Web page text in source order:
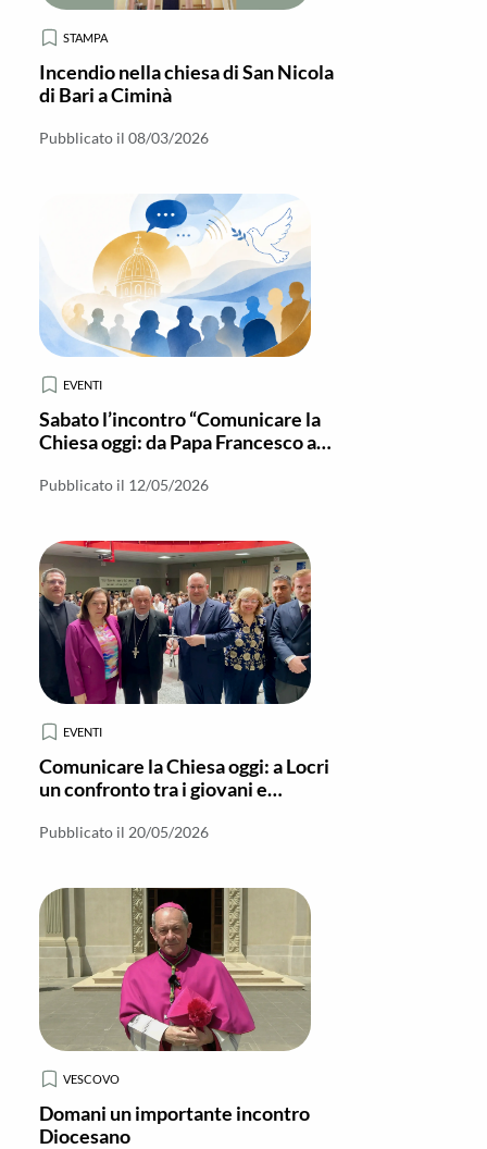
STAMPA
Incendio nella chiesa di San Nicola
di Bari a Ciminà
Pubblicato il 08/03/2026
EVENTI
Sabato l’incontro “Comunicare la
Chiesa oggi: da Papa Francesco a
Pubblicato il 12/05/2026
EVENTI
Comunicare la Chiesa oggi: a Locri
un confronto tra i giovani e
Pubblicato il 20/05/2026
VESCOVO
Domani un importante incontro
Diocesano